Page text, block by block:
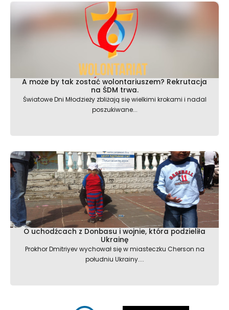
A może by tak zostać wolontariuszem? Rekrutacja
na ŚDM trwa.
Światowe Dni Młodzieży zbliżają się wielkimi krokami i nadal
poszukiwane...
O uchodźcach z Donbasu i wojnie, która podzieliła
Ukrainę
Prokhor Dmitriyev wychował się w miasteczku Cherson na
południu Ukrainy....